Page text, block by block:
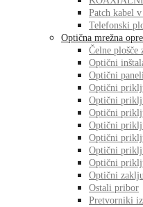
Patch kabel
Telefonski
Optična mrežna
Čelne plošče
Optični
Optični
Optični
Optični
Optični
Optični
Optični
Optični
Optični
Optični
Ostali pribor
Pretvorniki